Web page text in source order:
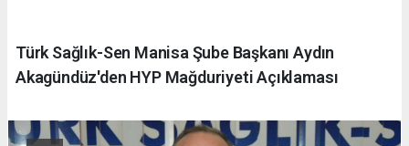
Türk Sağlık-Sen Manisa Şube Başkanı Aydın
Akagündüz'den HYP Mağduriyeti Açıklaması